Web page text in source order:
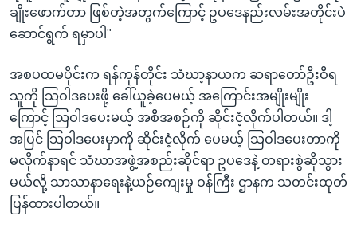
ချိုးဖောက်တာ ဖြစ်တဲ့အတွက်ကြောင့် ဥပဒေနည်းလမ်းအတိုင်းပဲ
ဆောင်ရွက် ရမှာပါ"
အစပထမပိုင်းက ရန်ကုန်တိုင်း သံဃာ့နာယက ဆရာတော်ဦးဝီရ
သူကို သြဝါဒပေးဖို့ ခေါ်ယူခဲ့ပေမယ့် အကြောင်းအမျိုးမျိုး
ကြောင့် သြဝါဒပေးမယ့် အစီအစဉ်ကို ဆိုင်းငံ့လိုက်ပါတယ်။ ဒါ့
အပြင် သြဝါဒပေးမှာကို ဆိုင်းငံ့လိုက် ပေမယ့် သြဝါဒပေးတာကို
မလိုက်နာရင် သံဃာအဖွဲ့အစည်းဆိုင်ရာ ဥပဒေနဲ့ တရားစွဲဆိုသွား
မယ်လို့ သာသာနာရေးနဲ့ယဉ်ကျေးမှု ဝန်ကြီး ဌာနက သတင်းထုတ်
ပြန်ထားပါတယ်။